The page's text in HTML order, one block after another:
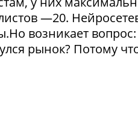
—20.
возникает
рынок? Потому